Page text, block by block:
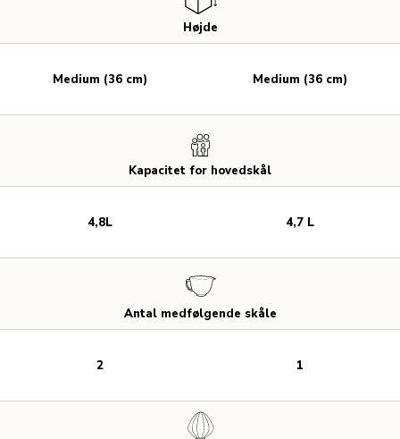
Højde
Kapacitet for hovedskål
Antal medfølgende skåle
Medium (36 cm)
4,8L
2
Medium (36 cm)
4,7 L
1